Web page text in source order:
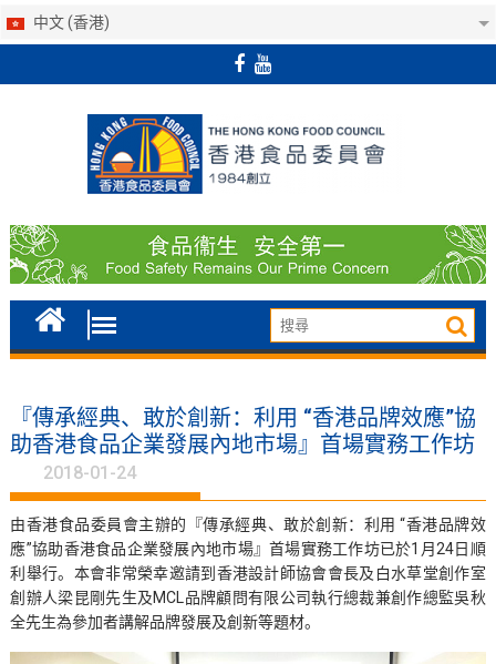
中文 (香港)
『傳承經典、敢於創新：利用 “香港品牌效應”協
助香港食品企業發展內地市場』首場實務工作坊
2018-01-24
由香港食品委員會主辦的『傳承經典、敢於創新：利用 “香港品牌效
應”協助香港食品企業發展內地市場』首場實務工作坊已於1月24日順
利舉行。本會非常榮幸邀請到香港設計師協會會長及白水草堂創作室
創辦人梁昆剛先生及MCL品牌顧問有限公司執行總裁兼創作總監吳秋
全先生為參加者講解品牌發展及創新等題材。